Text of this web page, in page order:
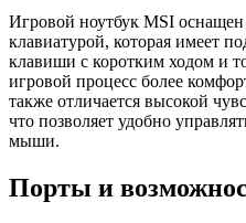
Игровой ноутбук MSI
клавиатурой, которая имеет
клавиши с коротким ходом и
игровой процесс более
также отличается высокой
что позволяет удобно
мыши.
Порты и